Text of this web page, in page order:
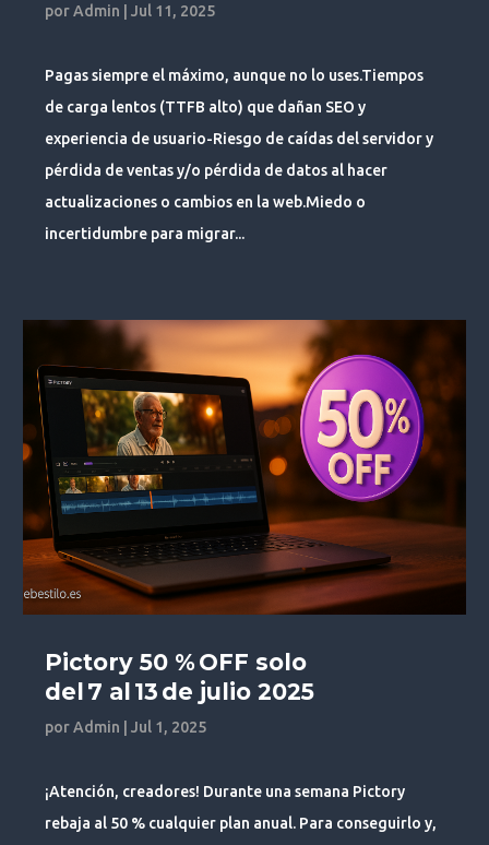
porAdmin |Jul 11, 2025
Pagas siempre el máximo, aunque no lo uses.Tiempos
de carga lentos (TTFB alto) que dañan SEO y
experiencia de usuario-Riesgo de caídas del servidor y
pérdida de ventas y/o pérdida de datos al hacer
actualizaciones o cambios en la web.Miedo o
incertidumbre para migrar...
Pictory 50 % OFF solo
del 7 al 13 de julio 2025
porAdmin |Jul 1, 2025
¡Atención, creadores! Durante una semana Pictory
rebaja al 50 % cualquier plan anual. Para conseguirlo y,